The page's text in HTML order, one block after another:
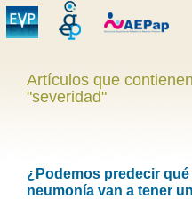
Artículos que
"severidad"
¿Podemos predecir
neumonía van a tener